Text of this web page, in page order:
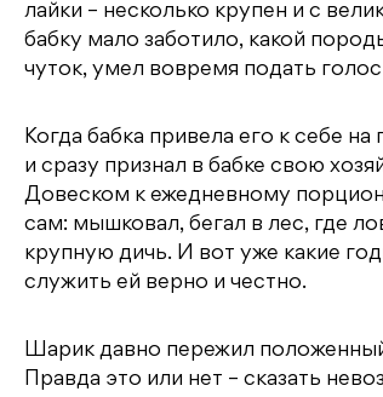
лайки – несколько крупен и с
бабку мало заботило, какой
чуток, умел вовремя подать
Когда бабка привела его к себе
и сразу признал в бабке свою
Довеском к ежедневному
сам: мышковал, бегал в лес, где
крупную дичь. И вот уже какие
служить ей верно и честно.
Шарик давно пережил
Правда это или нет – сказать